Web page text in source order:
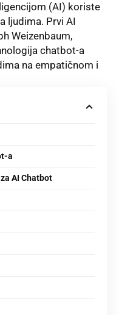
(AI) koriste
lјudima. Prvi AI
Weizenbaum,
chatbot-a
na empatičnom i
a
AI Chatbot